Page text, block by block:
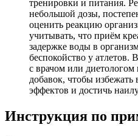
тренировки и питания.
небольшой дозы,
оценить реакцию
учитывать, что приём
задержке воды в
беспокойство у атлетов.
с врачом или диетологом
добавок, чтобы
эффектов и достичь
Инструкция по